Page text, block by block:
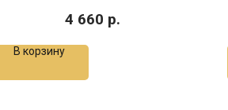
4 660 р.
В корзину